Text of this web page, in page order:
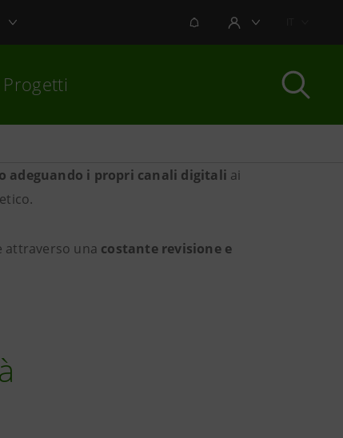
NOTIFICHEAREA UTENTE
Progetti
chiudere
adeguando i propri canali digitali ai
attraverso una costante revisione e